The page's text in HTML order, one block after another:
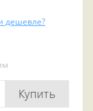
дешевле?
Купить